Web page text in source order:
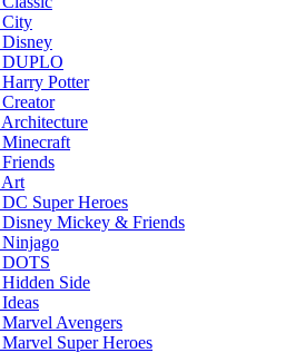
Potter
Super Heroes
Mickey & Friends
Side
Avengers
Super Heroes